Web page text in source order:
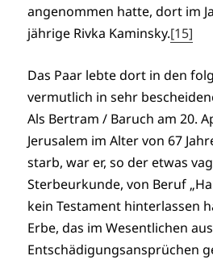
angenommen hatte, dort im
jährige Rivka Kaminsky.[15]
Das Paar lebte dort in den
vermutlich in sehr
Als Bertram / Baruch am 20.
Jerusalem im Alter von 67
starb, war er, so der etwas
Sterbeurkunde, von Beruf
kein Testament hinterlassen
Erbe, das im Wesentlichen
Entschädigungsansprüchen